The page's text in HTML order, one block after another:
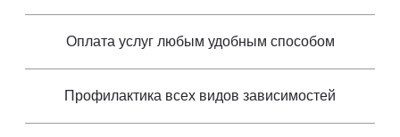
Оплата услуг любым удобным способом
Профилактика всех видов зависимостей